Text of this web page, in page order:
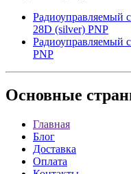
Радиоуправляемый
28D (silver) PNP
Радиоуправляемый
PNP
Основные
Главная
Блог
Доставка
Оплата